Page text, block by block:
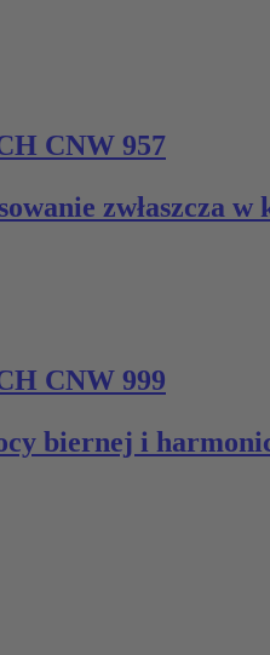
CNW 957
zwłaszcza
CNW 999
biernej i